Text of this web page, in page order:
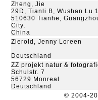
Zheng, Jie
29D, Tianli B, Wushan Lu
510630 Tianhe,
City,
China
Zierold, Jenny Loreen
Deutschland
ZZ projekt natur &
Schulstr. 7
56729 Monreal
Deutschland
© 2004-